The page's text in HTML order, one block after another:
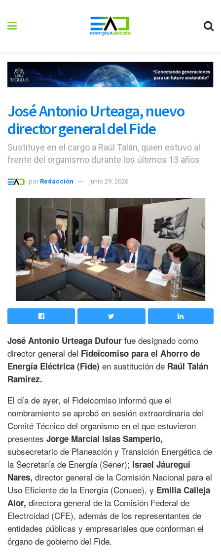
José Antonio Urteaga, nuevo
director general del Fide
Sustituye en el cargo a Raúl Talán, quien estuvo al
frente del organismo durante los últimos 13 años
por Redacción junio 29, 2026
José Antonio Urteaga Dufour fue designado como
director general del Fideicomiso para el Ahorro de
Energía Eléctrica (Fide) en sustitución de Raúl Talán
Ramírez.
El día de ayer, el Fideicomiso informó que el
nombramiento se aprobó en sesión extraordinaria del
Comité Técnico del organismo en el que estuvieron
presentes Jorge Marcial Islas Samperio,
subsecretario de Planeación y Transición Energética de
la Secretaría de Energía (Sener); Israel Jáuregui
Nares, director general de la Comisión Nacional para el
Uso Eficiente de la Energía (Conuee), y Emilia Calleja
Alor, directora general de la Comisión Federal de
Electrcidad (CFE), además de los representantes de
entidades públicas y empresariales que conforman el
órgano de gobierno del Fide.